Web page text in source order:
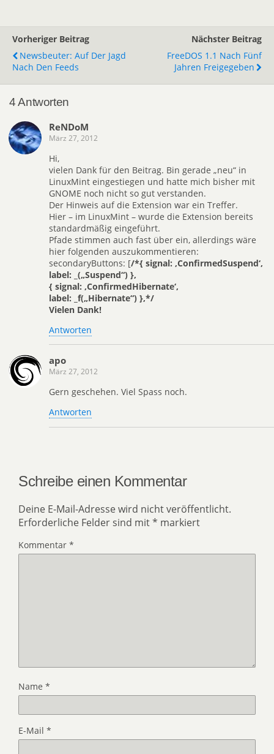
Vorheriger Beitrag
Newsbeuter: Auf Der Jagd
Nach Den Feeds
Nächster Beitrag
FreeDOS 1.1 Nach Fünf
Jahren Freigegeben
4 Antworten
ReNDoM
März 27, 2012
Hi,
vielen Dank für den Beitrag. Bin gerade „neu“ in
LinuxMint eingestiegen und hatte mich bisher mit
GNOME noch nicht so gut verstanden.
Der Hinweis auf die Extension war ein Treffer.
Hier – im LinuxMint – wurde die Extension bereits
standardmäßig eingeführt.
Pfade stimmen auch fast über ein, allerdings wäre
hier folgenden auszukommentieren:
secondaryButtons: [/*{ signal: ‚ConfirmedSuspend‘,
label: _(„Suspend“) },
{ signal: ‚ConfirmedHibernate‘,
label: _f(„Hibernate“) },*/
Vielen Dank!
Antworten
apo
März 27, 2012
Gern geschehen. Viel Spass noch.
Antworten
Schreibe einen Kommentar
Deine E-Mail-Adresse wird nicht veröffentlicht.
Erforderliche Felder sind mit* markiert
Kommentar *
Name *
E-Mail *